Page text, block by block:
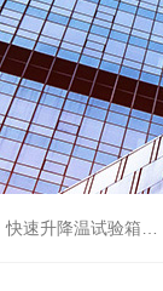
电磁振动台等各类环境仪器和力学试验设备。